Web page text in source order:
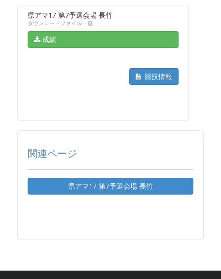
県アマ17 第7予選会場 長竹
ダウンロードファイル一覧
成績
競技情報
関連ページ
県アマ17 第7予選会場 長竹